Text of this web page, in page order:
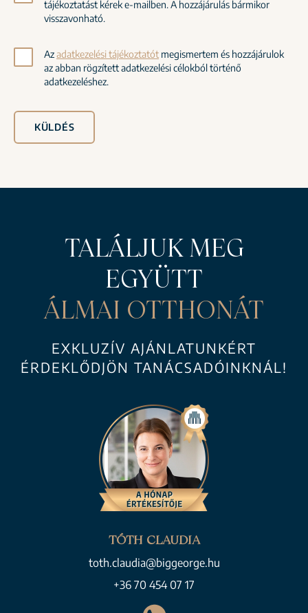
tájékoztatást kérek e-mailben. A hozzájárulás bármikor
visszavonható.
Azadatkezelési tájékoztatót megismertem és hozzájárulok
az abban rögzített adatkezelési célokból történő
adatkezeléshez.
KÜLDÉS
TALÁLJUK MEG
EGYÜTT
ÁLMAI OTTHONÁT
EXKLUZÍV AJÁNLATUNKÉRT
ÉRDEKLŐDJÖN TANÁCSADÓINKNÁL!
TÓTH CLAUDIA
toth.claudia@biggeorge.hu
+36 70 454 07 17